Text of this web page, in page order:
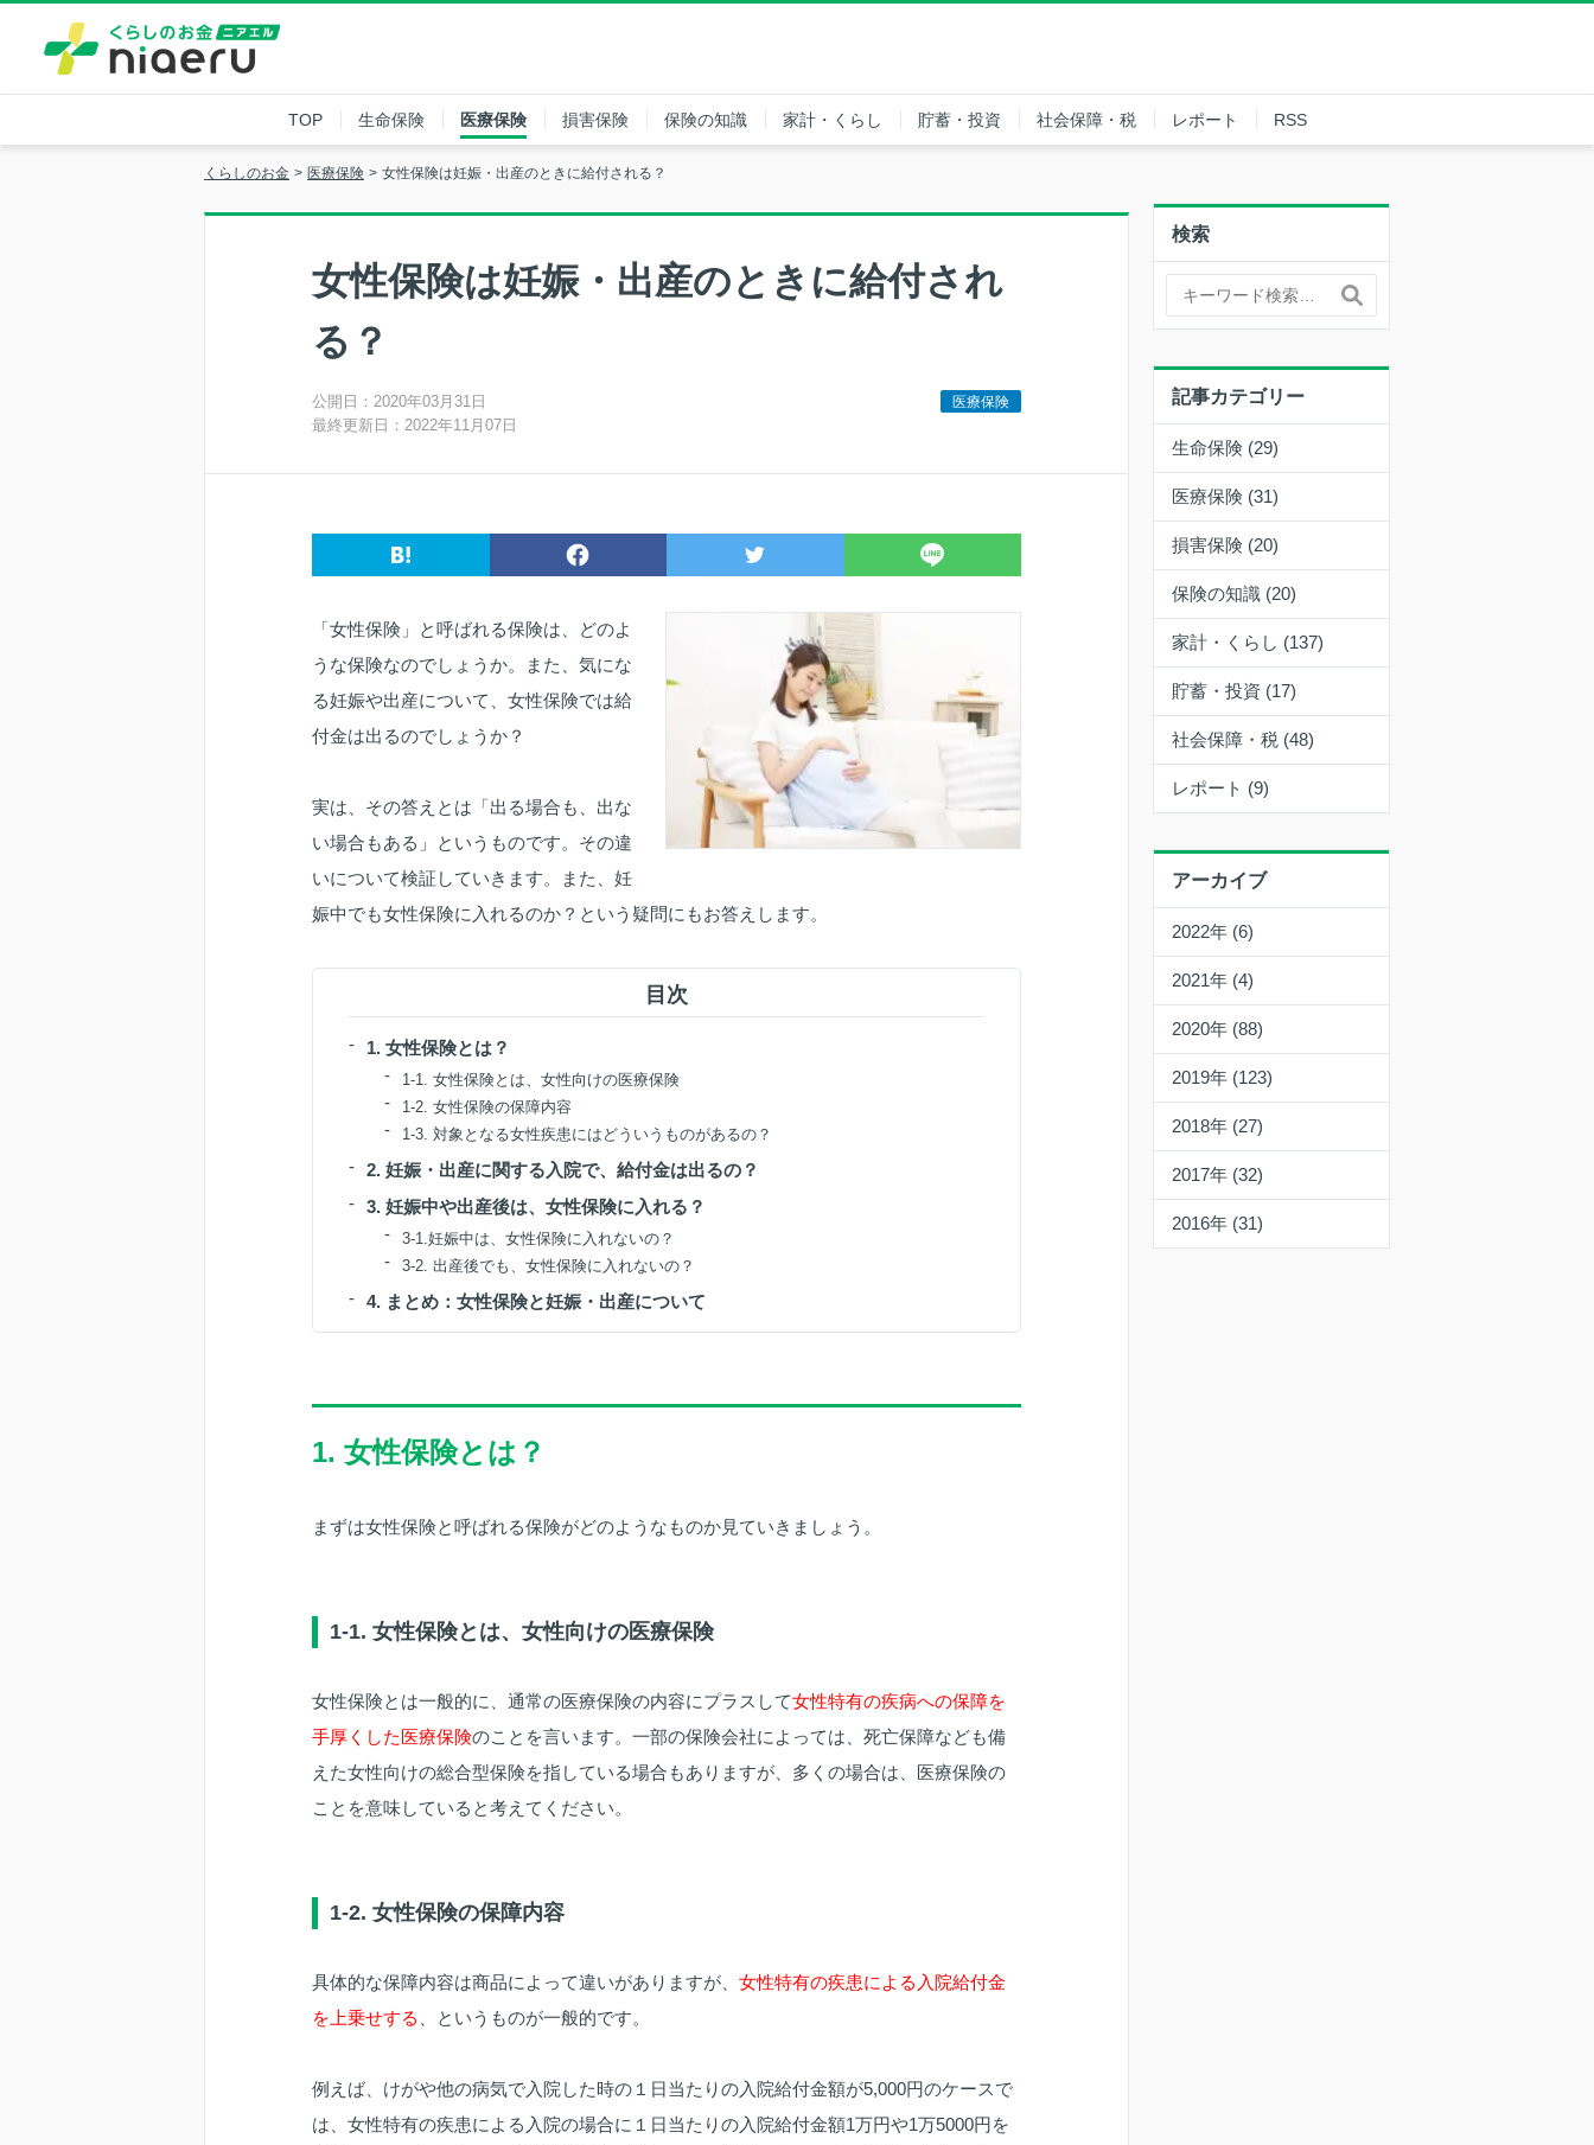
TOP 生命保険 医療保険 損害保険 保険の知識 家計・くらし 貯蓄・投資 社会保障・税 レポート RSS
くらしのお金 医療保険 女性保険は妊娠・出産のときに給付される？
女性保険は妊娠・出産のときに給付され
る？
公開日：2020年03月31日
最終更新日：2022年11月07日
医療保険
「女性保険」と呼ばれる保険は、どのよ
うな保険なのでしょうか。また、気にな
る妊娠や出産について、女性保険では給
付金は出るのでしょうか？
実は、その答えとは「出る場合も、出な
い場合もある」というものです。その違
いについて検証していきます。また、妊
娠中でも女性保険に入れるのか？という疑問にもお答えします。
目次
1. 女性保険とは？
1-1. 女性保険とは、女性向けの医療保険
1-2. 女性保険の保障内容
1-3. 対象となる女性疾患にはどういうものがあるの？
2. 妊娠・出産に関する入院で、給付金は出るの？
3. 妊娠中や出産後は、女性保険に入れる？
3-1.妊娠中は、女性保険に入れないの？
3-2. 出産後でも、女性保険に入れないの？
4. まとめ：女性保険と妊娠・出産について
1. 女性保険とは？
まずは女性保険と呼ばれる保険がどのようなものか見ていきましょう。
1-1. 女性保険とは、女性向けの医療保険
女性保険とは一般的に、通常の医療保険の内容にプラスして女性特有の疾病への保障を
手厚くした医療保険のことを言います。一部の保険会社によっては、死亡保障なども備
えた女性向けの総合型保険を指している場合もありますが、多くの場合は、医療保険の
ことを意味していると考えてください。
1-2. 女性保険の保障内容
具体的な保障内容は商品によって違いがありますが、 女性特有の疾患による入院給付金
を上乗せする
、というものが一般的です。
例えば、けがや他の病気で入院した時の１日当たりの入院給付金額が5,000円のケースで
は、女性特有の疾患による入院の場合に１日当たりの入院給付金額1万円や1万5000円を
検索
記事カテゴリー
生命保険 (29)
医療保険 (31)
損害保険 (20)
保険の知識 (20)
家計・くらし (137)
貯蓄・投資 (17)
社会保障・税 (48)
レポート (9)
アーカイブ
2022年 (6)
2021年 (4)
2020年 (88)
2019年 (123)
2018年 (27)
2017年 (32)
2016年 (31)